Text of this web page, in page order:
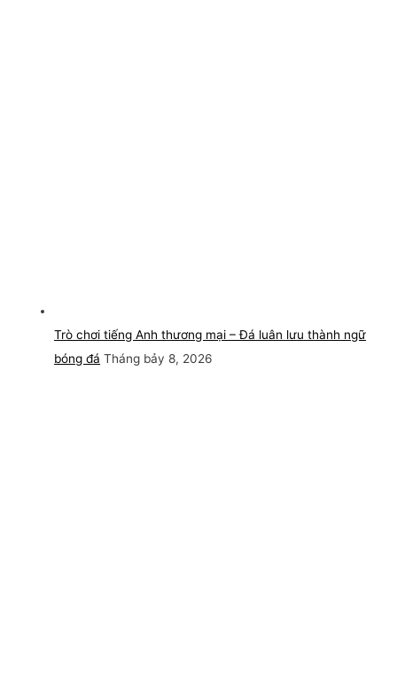
Trò chơi tiếng Anh thương mại – Đá luân lưu thành ngữ
bóng đá Tháng bảy 8, 2026